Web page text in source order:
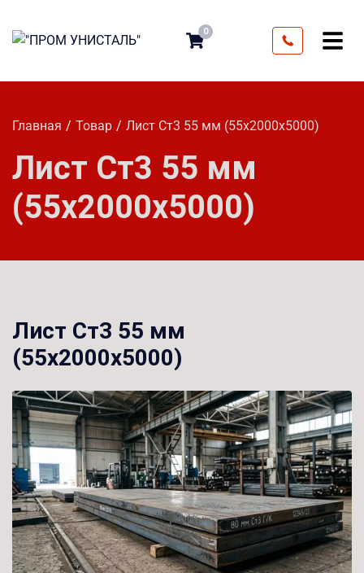
0
Главная Товар Лист Ст3 55 мм (55х2000х5000)
Лист Ст3 55 мм
(55х2000х5000)
Лист Ст3 55 мм
(55х2000х5000)